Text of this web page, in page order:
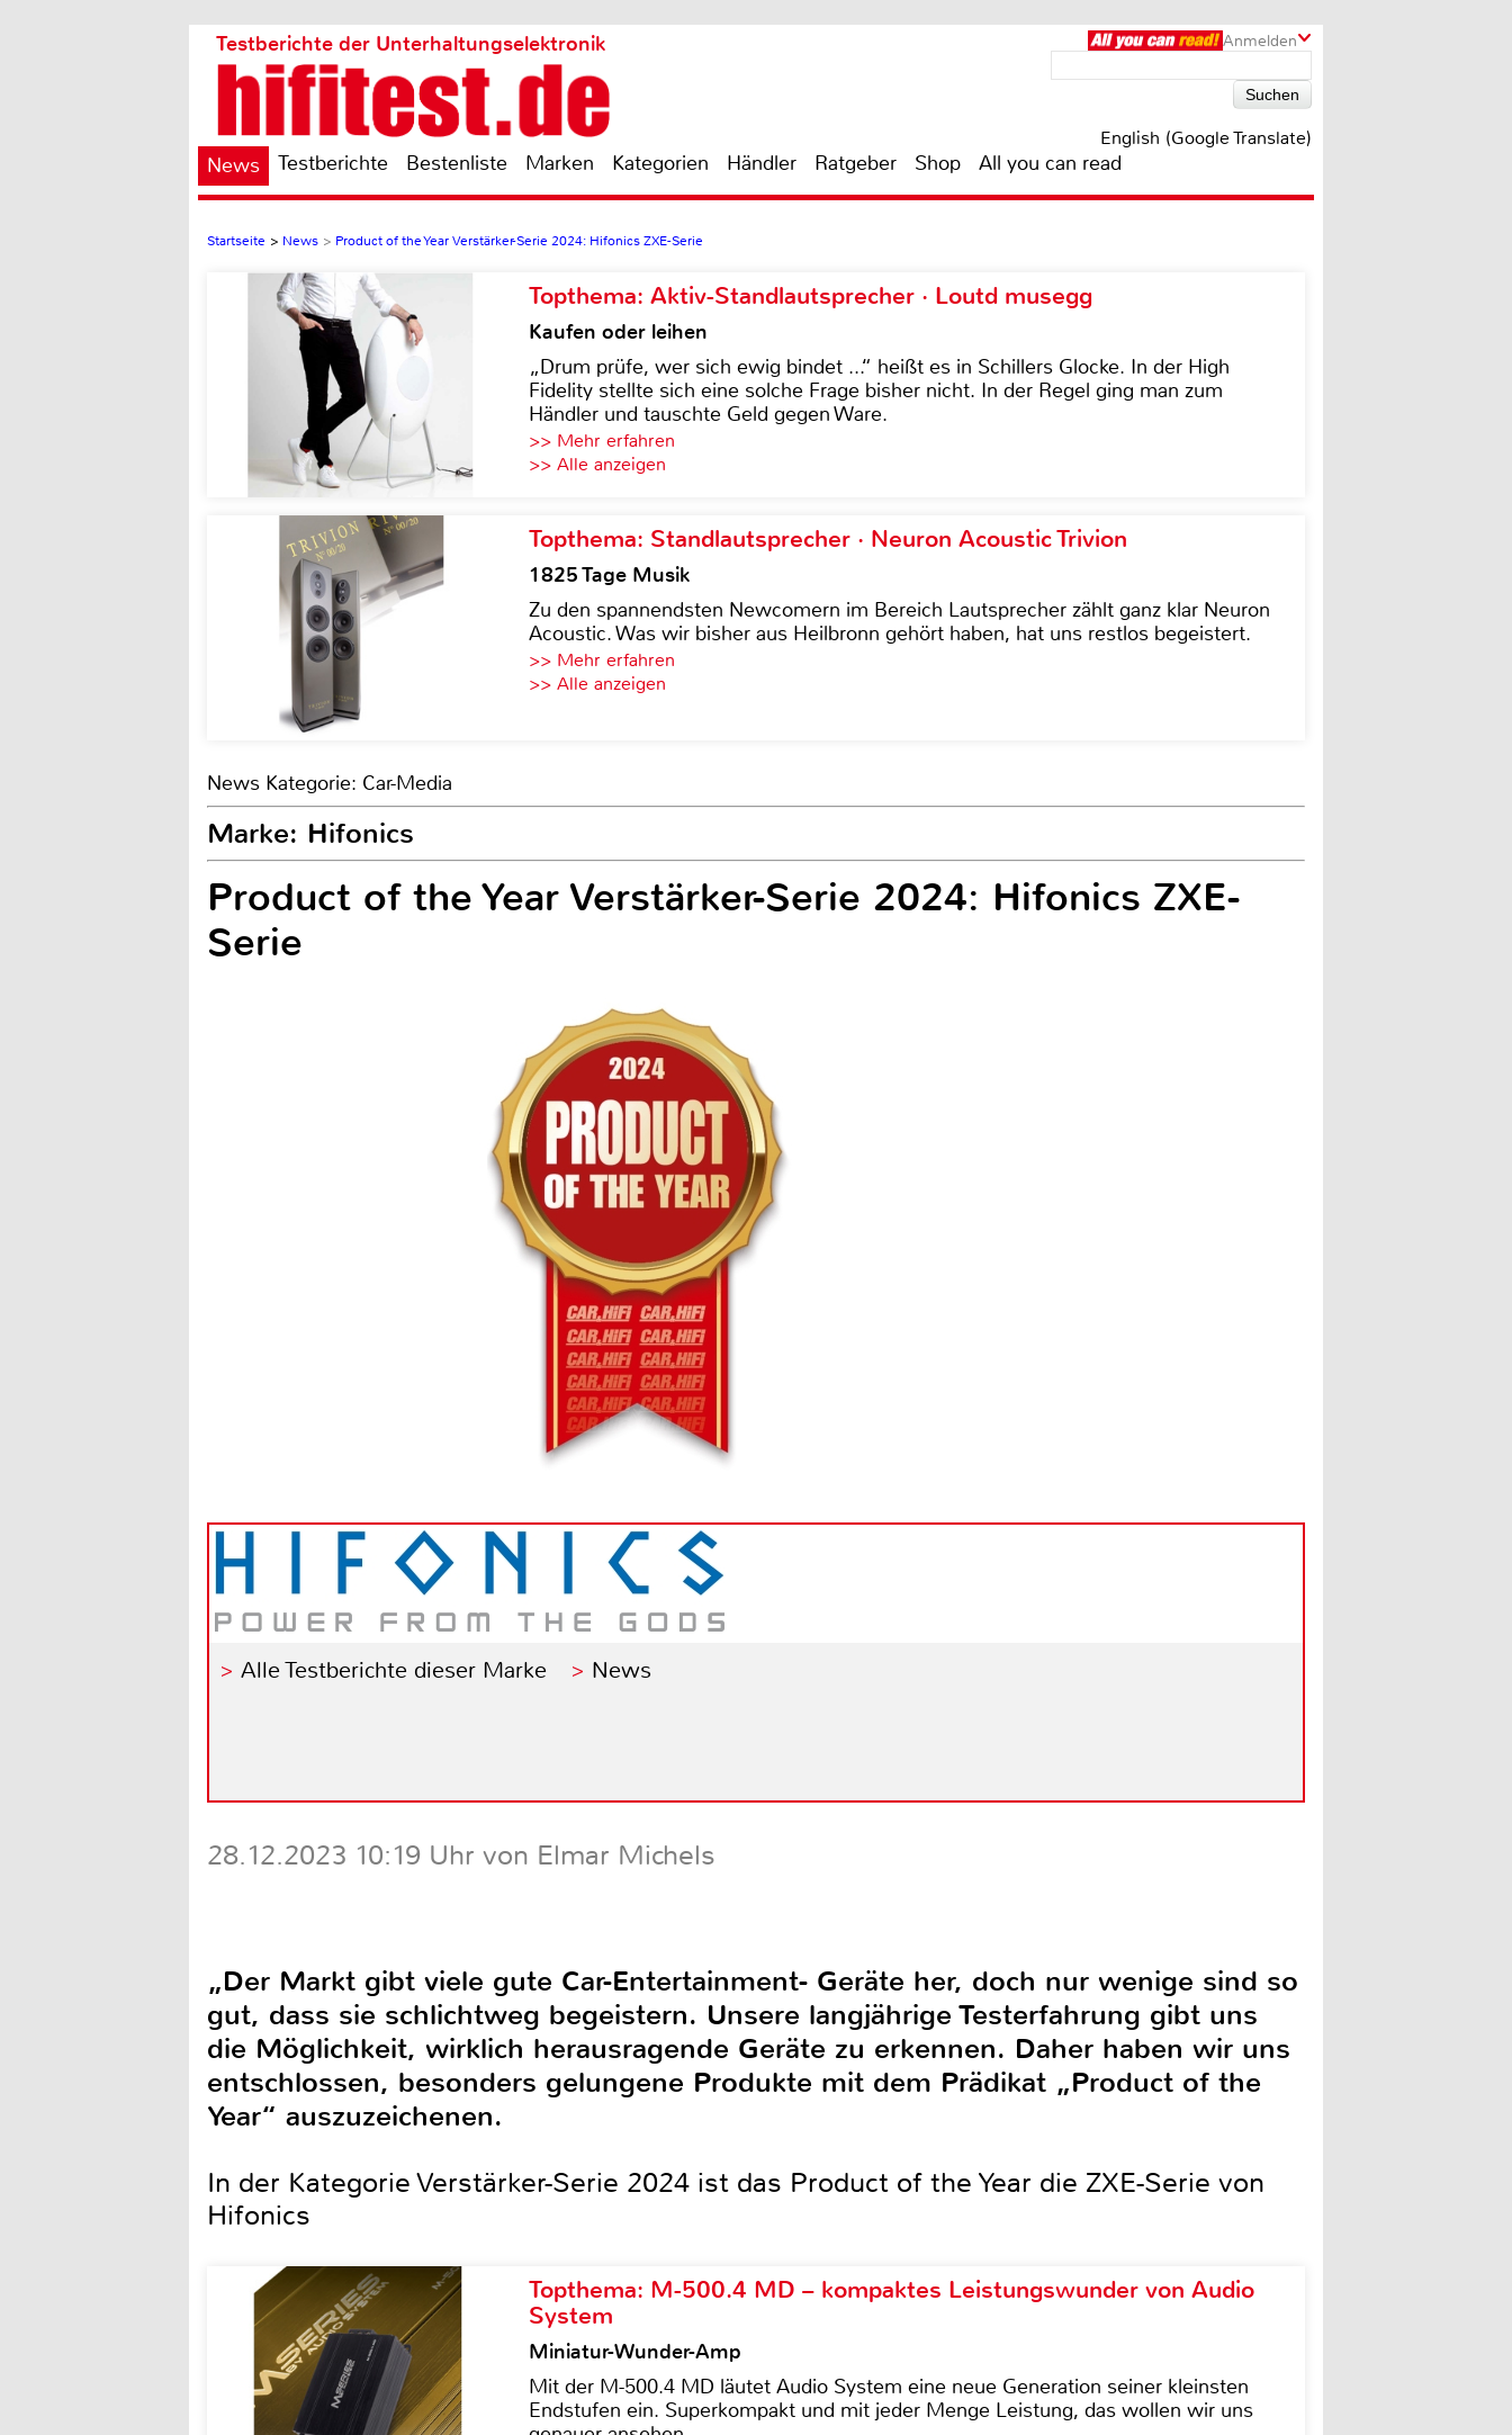
Anmelden
Testberichte der Unterhaltungselektronik
English (Google Translate)
News Testberichte Bestenliste Marken Kategorien Händler Ratgeber Shop All you can read
Startseite > News > Product of the Year Verstärker-Serie 2024: Hifonics ZXE-Serie
Topthema: Aktiv-Standlautsprecher · Loutd musegg
Kaufen oder leihen
„Drum prüfe, wer sich ewig bindet ...“ heißt es in Schillers Glocke. In der High
Fidelity stellte sich eine solche Frage bisher nicht. In der Regel ging man zum
Händler und tauschte Geld gegen Ware.
>> Mehr erfahren
>> Alle anzeigen
Topthema: Standlautsprecher · Neuron Acoustic Trivion
1825 Tage Musik
Zu den spannendsten Newcomern im Bereich Lautsprecher zählt ganz klar Neuron
Acoustic. Was wir bisher aus Heilbronn gehört haben, hat uns restlos begeistert.
>> Mehr erfahren
>> Alle anzeigen
News Kategorie: Car-Media
Marke: Hifonics
Product of the Year Verstärker-Serie 2024: Hifonics ZXE-
Serie
Alle Testberichte dieser Marke News
28.12.2023 10:19 Uhr von Elmar Michels
„Der Markt gibt viele gute Car-Entertainment- Geräte her, doch nur wenige sind so
gut, dass sie schlichtweg begeistern. Unsere langjährige Testerfahrung gibt uns
die Möglichkeit, wirklich herausragende Geräte zu erkennen. Daher haben wir uns
entschlossen, besonders gelungene Produkte mit dem Prädikat „Product of the
Year“ auszuzeichenen.
In der Kategorie Verstärker-Serie 2024 ist das Product of the Year die ZXE-Serie von
Hifonics
Topthema: M-500.4 MD – kompaktes Leistungswunder von Audio
System
Miniatur-Wunder-Amp
Mit der M-500.4 MD läutet Audio System eine neue Generation seiner kleinsten
Endstufen ein. Superkompakt und mit jeder Menge Leistung, das wollen wir uns